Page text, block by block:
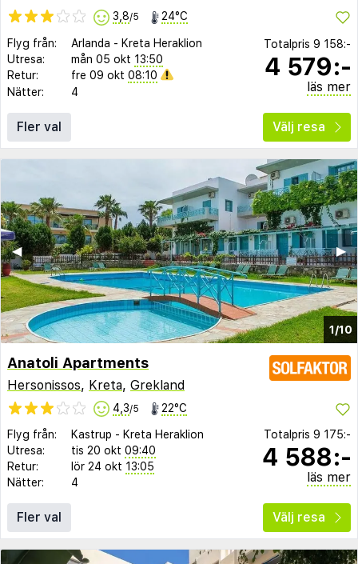
3,8/5 24°C
Flyg från: Arlanda - Kreta Heraklion
Utresa:
mån 05 okt 13:50
Retur:
fre 09 okt 08:10
Nätter:
4
Totalpris 9 158:-
4 579:-
läs mer
Fler val Välj resa
1/10
▶︎
◀︎
Anatoli Apartments
Hersonissos, Kreta, Grekland
4,3/5 22°C
Flyg från: Kastrup - Kreta Heraklion
Utresa:
tis 20 okt 09:40
Retur:
lör 24 okt 13:05
Nätter:
4
Totalpris 9 175:-
4 588:-
läs mer
Fler val Välj resa